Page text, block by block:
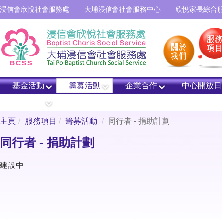
浸信會欣悅社會服務處 大埔浸信會社會服務中心 欣悅家長綜合
基金活動 籌募活動 企業合作
中心開放日
主頁 服務項目 籌募活動 同行者 - 捐助計劃
同行者 - 捐助計劃
建設中